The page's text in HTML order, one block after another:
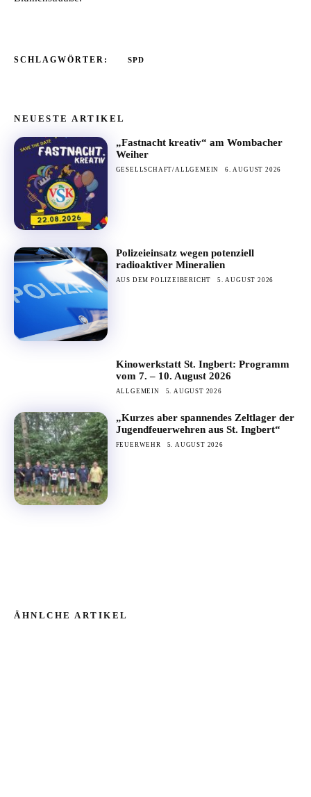
SCHLAGWÖRTER: SPD
NEUESTE ARTIKEL
„Fastnacht kreativ“ am Wombacher
Weiher
GESELLSCHAFT/ALLGEMEIN 6. AUGUST 2026
Polizeieinsatz wegen potenziell
radioaktiver Mineralien
AUS DEM POLIZEIBERICHT 5. AUGUST 2026
Kinowerkstatt St. Ingbert: Programm
vom 7. – 10. August 2026
ALLGEMEIN 5. AUGUST 2026
„Kurzes aber spannendes Zeltlager der
Jugendfeuerwehren aus St. Ingbert“
FEUERWEHR 5. AUGUST 2026
ÄHNLCHE ARTIKEL